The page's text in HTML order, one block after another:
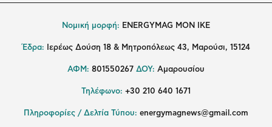
Νομική μορφή: ENERGYMAG MON IKE
Έδρα: Ιερέως Δούση 18 & Μητροπόλεως 43, Μαρούσι, 15124
ΑΦΜ: 801550267 ΔΟΥ: Αμαρουσίου
Τηλέφωνο: +30 210 640 1671
Πληροφορίες / Δελτία Τύπου: energymagnews@gmail.com